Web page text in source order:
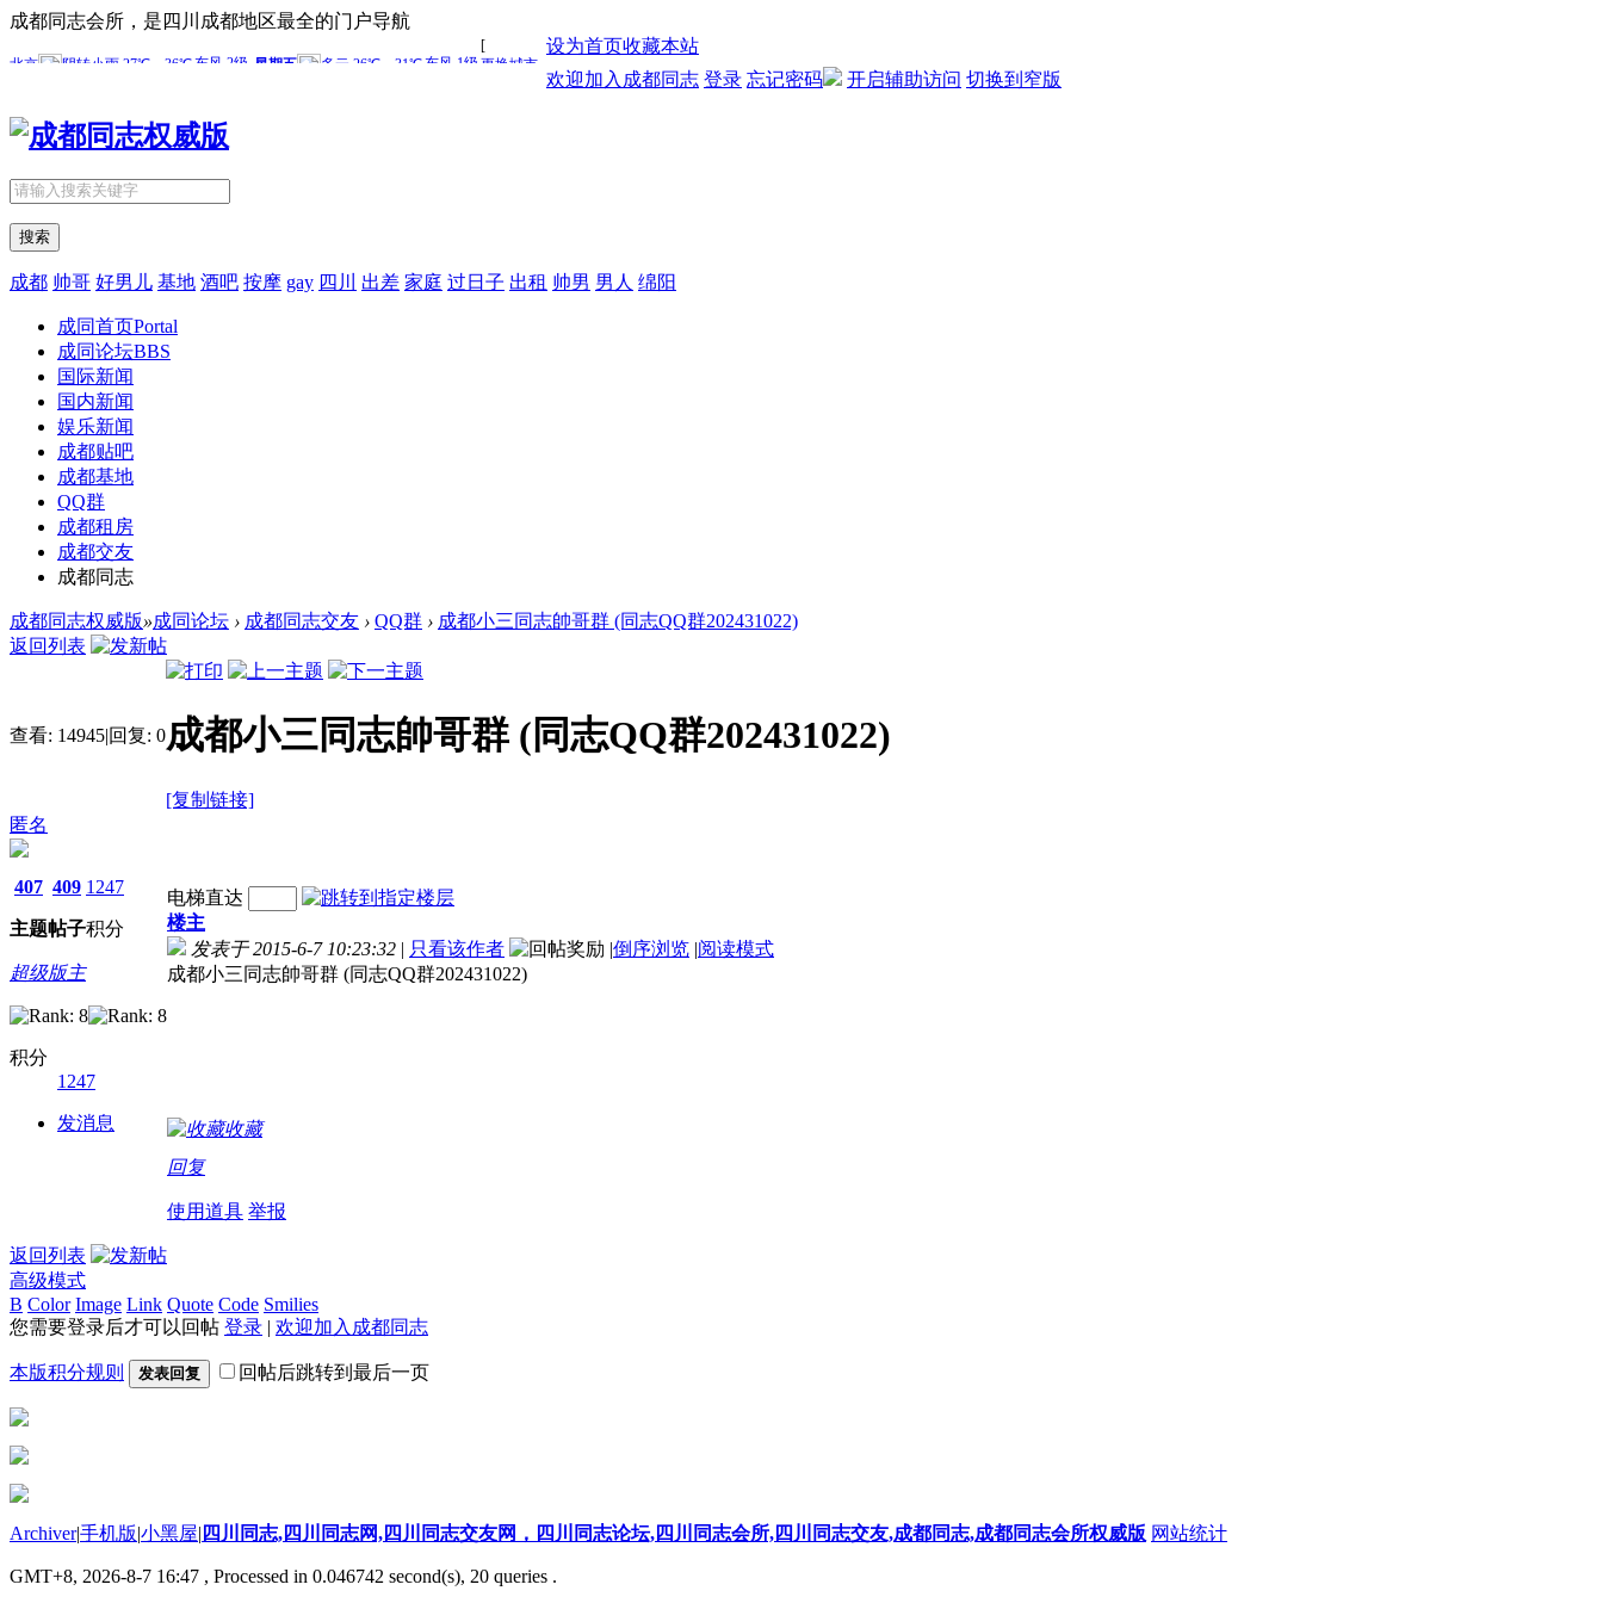
成都同志会所，是四川成都地区最全的门户导航
设为首页收藏本站
欢迎加入成都同志 登录 忘记密码 开启辅助访问 切换到窄版
搜索
成都 帅哥 好男儿 基地 酒吧 按摩 gay 四川 出差 家庭 过日子 出租 帅男 男人 绵阳
成同首页Portal
成同论坛BBS
国际新闻
国内新闻
娱乐新闻
成都贴吧
成都基地
QQ群
成都租房
成都交友
成都同志
成都同志权威版»成同论坛 › 成都同志交友 › QQ群 › 成都小三同志帥哥群 (同志QQ群202431022)
返回列表
查看: 14945|回复: 0成都小三同志帥哥群 (同志QQ群202431022)
[复制链接]
匿名
407
主题
409
帖子
1247
积分
超级版主
积分
1247
发消息
电梯直达
楼主
发表于 2015-6-7 10:23:32 | 只看该作者 |倒序浏览 |阅读模式
成都小三同志帥哥群 (同志QQ群202431022)
收藏
回复
使用道具 举报
返回列表
高级模式
B Color Image Link Quote Code Smilies
您需要登录后才可以回帖 登录 | 欢迎加入成都同志
本版积分规则 发表回复 回帖后跳转到最后一页
Archiver|手机版|小黑屋| 四川同志,四川同志网,四川同志交友网，四川同志论坛,四川同志会所,四川同志交友,成都同志,成都同志会所权威版 网站统计
GMT+8, 2026-8-7 16:47 , Processed in 0.046742 second(s), 20 queries .